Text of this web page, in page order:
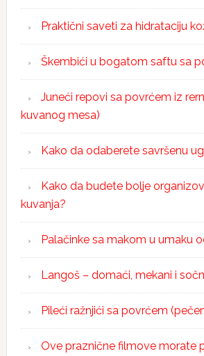
Praktični saveti za hidrataciju
Škembići u bogatom saftu sa
Juneći repovi sa povrćem iz
kuvanog mesa)
Kako da odaberete savršenu
Kako da budete bolje
kuvanja?
Palačinke sa makom u umaku
Langoš – domaći, mekani i
Pileći ražnjići sa povrćem
Ove praznične filmove morate